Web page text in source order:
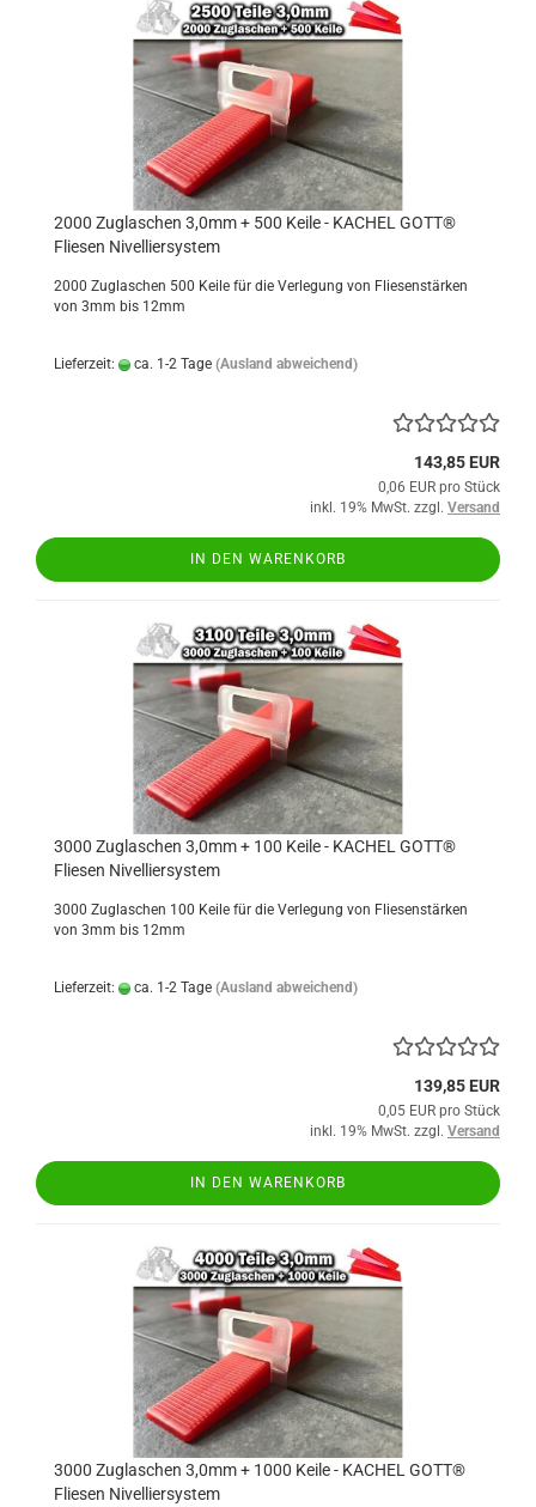
2000 Zuglaschen 3,0mm + 500 Keile - KACHEL GOTT®
Fliesen Nivelliersystem
2000 Zuglaschen 500 Keile für die Verlegung von Fliesenstärken
von 3mm bis 12mm
Lieferzeit: ca. 1-2 Tage (Ausland abweichend)
143,85 EUR
0,06 EUR pro Stück
inkl. 19% MwSt. zzgl. Versand
IN DEN WARENKORB
3000 Zuglaschen 3,0mm + 100 Keile - KACHEL GOTT®
Fliesen Nivelliersystem
3000 Zuglaschen 100 Keile für die Verlegung von Fliesenstärken
von 3mm bis 12mm
Lieferzeit: ca. 1-2 Tage (Ausland abweichend)
139,85 EUR
0,05 EUR pro Stück
inkl. 19% MwSt. zzgl. Versand
IN DEN WARENKORB
3000 Zuglaschen 3,0mm + 1000 Keile - KACHEL GOTT®
Fliesen Nivelliersystem